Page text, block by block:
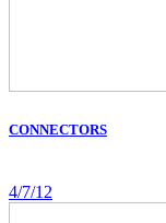
CONNECTORS
4/7/12